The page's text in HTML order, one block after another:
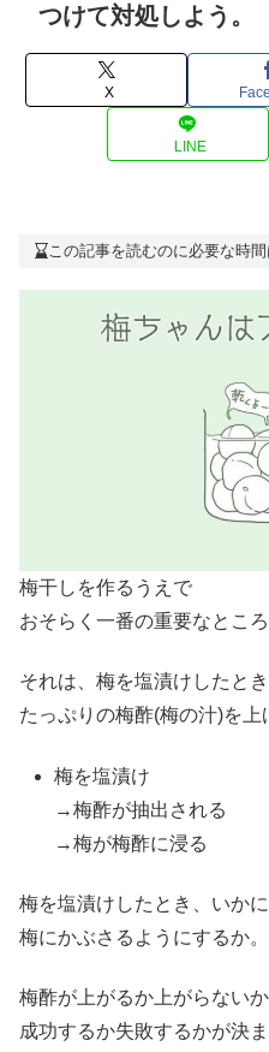
つけて対処しよう。
X
LINE
この記事を読むのに必要な時間
梅干しを作るうえで
おそらく一番の重要なところ
それは、梅を塩漬けしたと
たっぷりの梅酢(梅の汁)を上
梅を塩漬け
→梅酢が抽出される
→梅が梅酢に浸る
梅を塩漬けしたとき、いか
梅にかぶさるようにするか。
梅酢が上がるか上がらない
成功するか失敗するかが決ま